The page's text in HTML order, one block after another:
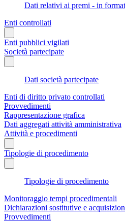
Dati relativi ai premi - in
Enti controllati
Enti pubblici vigilati
Società partecipate
Dati società partecipate
Enti di diritto privato controllati
Provvedimenti
Rappresentazione grafica
Dati aggregati attività amministrativa
Attività e procedimenti
Tipologie di procedimento
Tipologie di procedimento
Monitoraggio tempi procedimentali
Dichiarazioni sostitutive e
Provvedimenti